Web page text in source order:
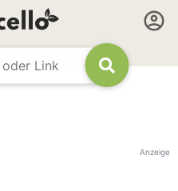
Anzeige